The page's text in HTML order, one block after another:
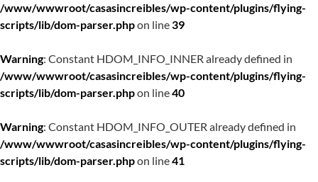
/www/wwwroot/casasincreibles/wp-content/plugins/flying-
scripts/lib/dom-parser.phpon line39
Warning: Constant HDOM_INFO_INNER already defined in
/www/wwwroot/casasincreibles/wp-content/plugins/flying-
scripts/lib/dom-parser.phpon line40
Warning: Constant HDOM_INFO_OUTER already defined in
/www/wwwroot/casasincreibles/wp-content/plugins/flying-
scripts/lib/dom-parser.phpon line41